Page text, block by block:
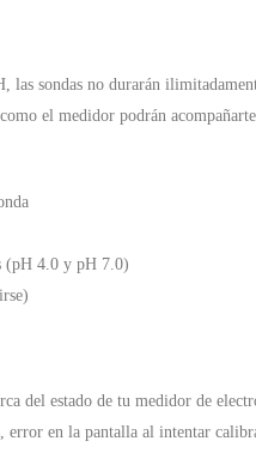
las sondas no durarán
el medidor podrán
(pH 4.0 y pH 7.0)
del estado de tu medidor de
error en la pantalla al intentar